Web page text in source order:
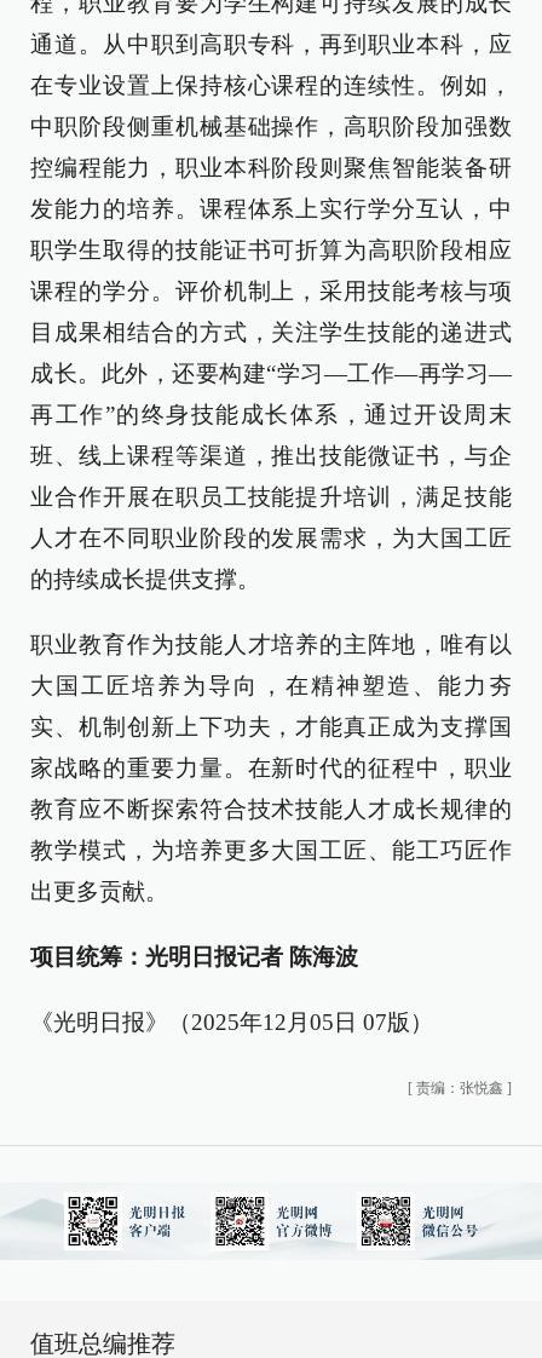
通道。从中职到高职专科，再到职业本科，应
在专业设置上保持核心课程的连续性。例如，
中职阶段侧重机械基础操作，高职阶段加强数
控编程能力，职业本科阶段则聚焦智能装备研
发能力的培养。课程体系上实行学分互认，中
职学生取得的技能证书可折算为高职阶段相应
课程的学分。评价机制上，采用技能考核与项
目成果相结合的方式，关注学生技能的递进式
成长。此外，还要构建“学习—工作—再学习—
再工作”的终身技能成长体系，通过开设周末
班、线上课程等渠道，推出技能微证书，与企
业合作开展在职员工技能提升培训，满足技能
人才在不同职业阶段的发展需求，为大国工匠
的持续成长提供支撑。
职业教育作为技能人才培养的主阵地，唯有以
大国工匠培养为导向，在精神塑造、能力夯
实、机制创新上下功夫，才能真正成为支撑国
家战略的重要力量。在新时代的征程中，职业
教育应不断探索符合技术技能人才成长规律的
教学模式，为培养更多大国工匠、能工巧匠作
出更多贡献。
项目统筹：光明日报记者 陈海波
《光明日报》（2025年12月05日 07版）
[ 责编：张悦鑫 ]
值班总编推荐